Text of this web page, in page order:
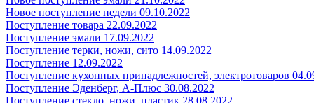
Новое поступление недели 09.10.2022
Поступление товара 22.09.2022
Поступление эмали 17.09.2022
Поступление терки, ножи, сито 14.09.2022
Поступление 12.09.2022
Поступление кухонных принадлежностей, электротоваров
Поступление Эденберг, А-Плюс 30.08.2022
Поступление стекло, ножи, пластик 28.08.2022